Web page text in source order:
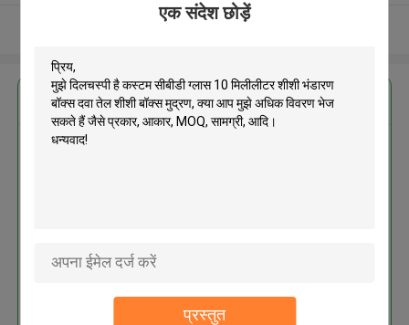
एक संदेश छोड़ें
प्रस्तुत
सबसे उत्तम प्रतिदान प्राप्त करें